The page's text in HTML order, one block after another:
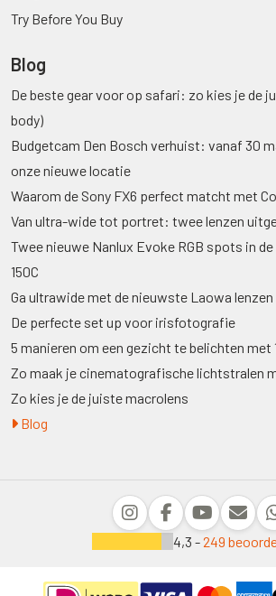
Try Before You Buy
Blog
De beste gear voor op safari: zo kies je de
body)
Budgetcam Den Bosch verhuist: vanaf 30
onze nieuwe locatie
Waarom de Sony FX6 perfect matcht met
Van ultra-wide tot portret: twee lenzen
Twee nieuwe Nanlux Evoke RGB spots in
150C
Ga ultrawide met de nieuwste Laowa lenzen
De perfecte set up voor irisfotografie
5 manieren om een gezicht te belichten met
Zo maak je cinematografische lichtstralen
Zo kies je de juiste macrolens
Blog
4,3 -249